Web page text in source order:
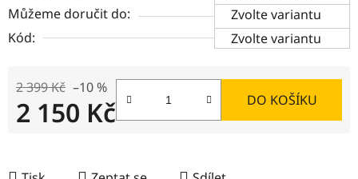
Můžeme doručit do:
Zvolte variantu
Kód:
Zvolte variantu
2 399 Kč –10 %
2 150 Kč DO KOŠÍKU